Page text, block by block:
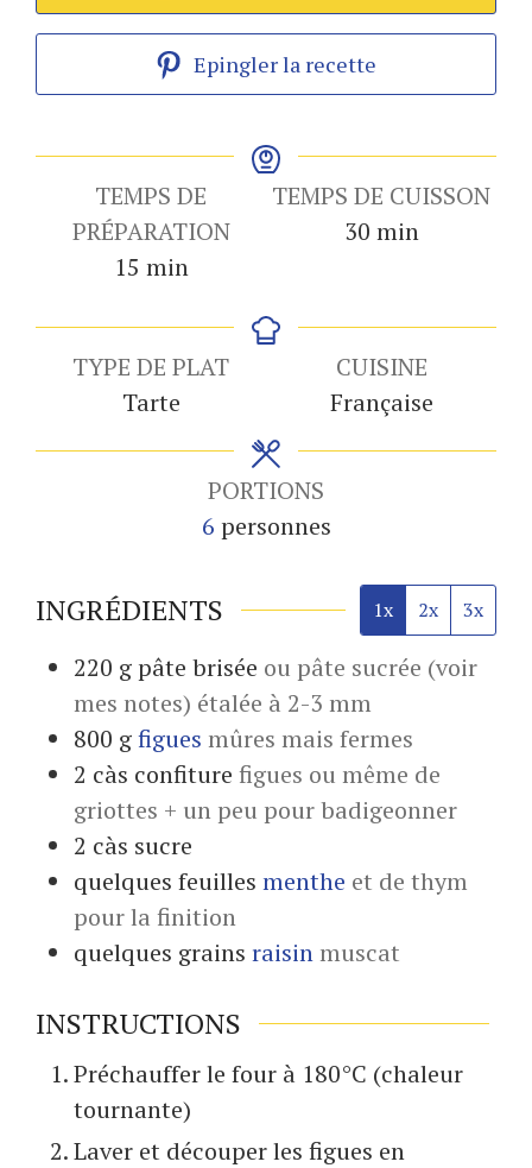
Epingler la recette
TEMPS DE
PRÉPARATION
15 minutes
min
TEMPS DE CUISSON
30minutes
min
TYPE DE PLAT
Tarte
CUISINE
Française
PORTIONS
6 personnes
INGRÉDIENTS 1x 2x 3x
220 gpâte brisée ou pâte sucrée (voir
mes notes) étalée à 2-3 mm
800 gfigues mûres mais fermes
2 càs confiture figues ou même de
griottes + un peu pour badigeonner
2 càs sucre
quelques feuilles menthe et de thym
pour la finition
quelques grains raisinmuscat
INSTRUCTIONS
Préchauffer le four à 180°C (chaleur
tournante)
Laver et découper les figues en